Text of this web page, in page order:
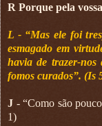
R Porque pela
L - “Mas ele foi
esmagado em
havia de trazer-nos
fomos curados”. (Is
J - “Como são
1)